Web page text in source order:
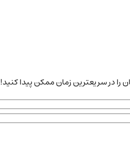
را در سریعترین زمان ممکن پیدا کنید!